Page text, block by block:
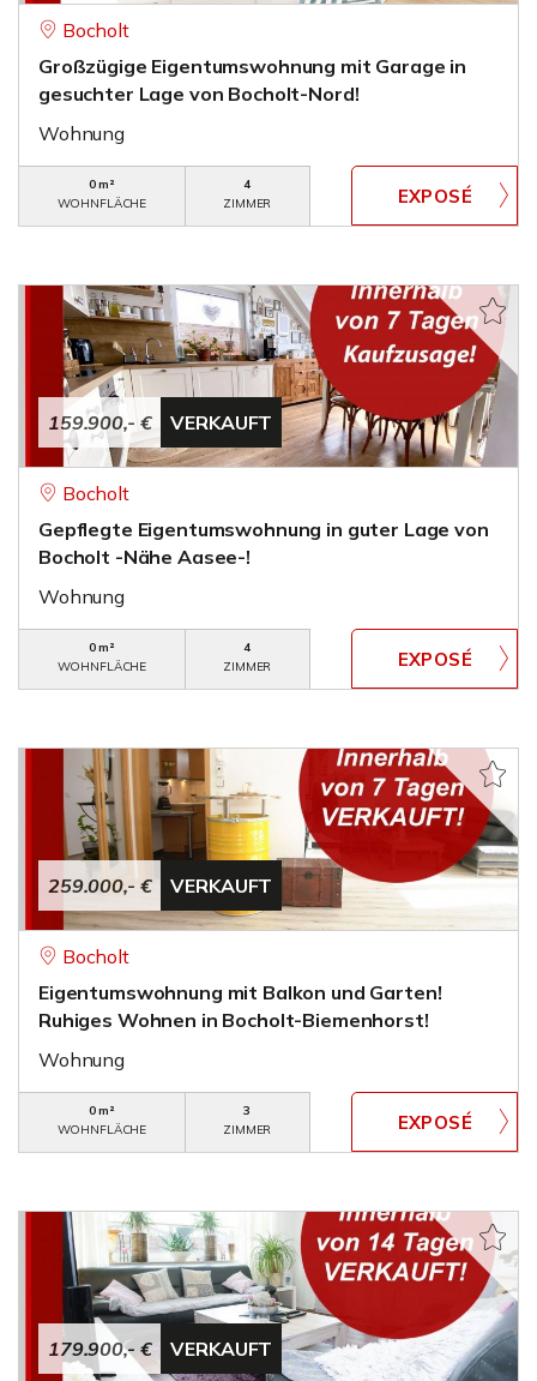
Bocholt
Großzügige Eigentumswohnung mit Garage in
gesuchter Lage von Bocholt-Nord!
Wohnung
0 m²
WOHNFLÄCHE
4
ZIMMER
159.900,- € VERKAUFT
Bocholt
Gepflegte Eigentumswohnung in guter Lage von
Bocholt -Nähe Aasee-!
Wohnung
0 m²
WOHNFLÄCHE
4
ZIMMER
259.000,- € VERKAUFT
Bocholt
Eigentumswohnung mit Balkon und Garten!
Ruhiges Wohnen in Bocholt-Biemenhorst!
Wohnung
0 m²
WOHNFLÄCHE
3
ZIMMER
179.900,- € VERKAUFT